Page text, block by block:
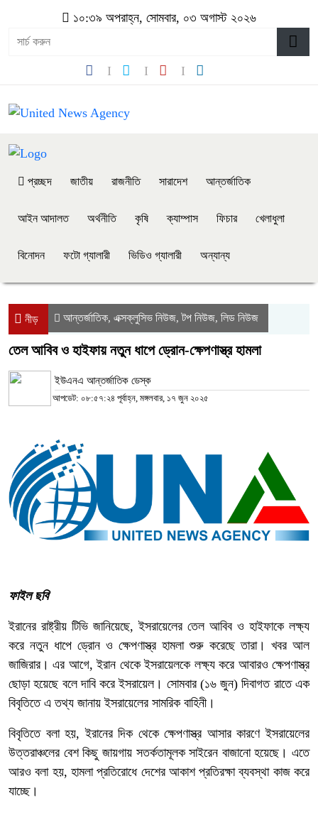
১০:৩৯ অপরাহ্ন, সোমবার, ০৩ অগাস্ট ২০২৬
প্রচ্ছদ জাতীয় রাজনীতি সারাদেশ আন্তর্জাতিক
আইন আদালত অর্থনীতি কৃষি ক্যাম্পাস ফিচার খেলাধুলা
বিনোদন ফটো গ্যালারী ভিডিও গ্যালারী অন্যান্য
নীড় আন্তর্জাতিক, এক্সক্লুসিভ নিউজ,টপ নিউজ, লিড নিউজ
তেল আবিব ও হাইফায় নতুন ধাপে ড্রোন-ক্ষেপণাস্ত্র হামলা
ইউএনএ আন্তর্জাতিক ডেস্ক
আপডেট: ০৮:৫৭:২৪ পূর্বাহ্ন, মঙ্গলবার, ১৭ জুন ২০২৫
ফাইল ছবি
ইরানের রাষ্ট্রীয় টিভি জানিয়েছে, ইসরায়েলের তেল আবিব ও হাইফাকে লক্ষ্য
করে নতুন ধাপে ড্রোন ও ক্ষেপণাস্ত্র হামলা শুরু করেছে তারা। খবর আল
জাজিরার। এর আগে, ইরান থেকে ইসরায়েলকে লক্ষ্য করে আবারও ক্ষেপণাস্ত্র
ছোড়া হয়েছে বলে দাবি করে ইসরায়েল। সোমবার (১৬ জুন) দিবাগত রাতে এক
বিবৃতিতে এ তথ্য জানায় ইসরায়েলের সামরিক বাহিনী।
বিবৃতিতে বলা হয়, ইরানের দিক থেকে ক্ষেপণাস্ত্র আসার কারণে ইসরায়েলের
উত্তরাঞ্চলের বেশ কিছু জায়গায় সতর্কতামূলক সাইরেন বাজানো হয়েছে। এতে
আরও বলা হয়, হামলা প্রতিরোধে দেশের আকাশ প্রতিরক্ষা ব্যবস্থা কাজ করে
যাচ্ছে।